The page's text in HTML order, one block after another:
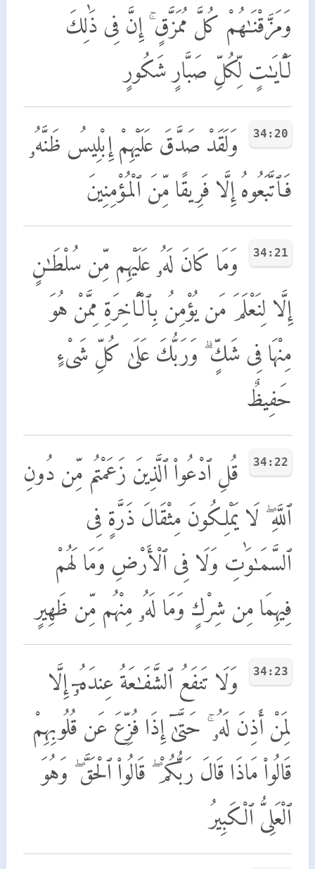
وَمَزَّقْنَـٰهُمْ كُلَّ مُمَزَّقٍ ۚ إِنَّ فِى ذَٰلِكَ
لَـَٔايَـٰتٍ لِّكُلِّ صَبَّارٍ شَكُورٍ
34:20
وَلَقَدْ صَدَّقَ عَلَيْهِمْ إِبْلِيسُ ظَنَّهُۥ
فَٱتَّبَعُوهُ إِلَّا فَرِيقًا مِّنَ ٱلْمُؤْمِنِينَ
34:21
وَمَا كَانَ لَهُۥ عَلَيْهِم مِّن سُلْطَـٰنٍ
إِلَّا لِنَعْلَمَ مَن يُؤْمِنُ بِٱلْـَٔاخِرَةِ مِمَّنْ هُوَ
مِنْهَا فِى شَكٍّ ۗ وَرَبُّكَ عَلَىٰ كُلِّ شَىْءٍ
حَفِيظٌ
34:22
قُلِ ٱدْعُوا۟ ٱلَّذِينَ زَعَمْتُم مِّن دُونِ
ٱللَّهِ ۖ لَا يَمْلِكُونَ مِثْقَالَ ذَرَّةٍ فِى
ٱلسَّمَـٰوَٰتِ وَلَا فِى ٱلْأَرْضِ وَمَا لَهُمْ
فِيهِمَا مِن شِرْكٍ وَمَا لَهُۥ مِنْهُم مِّن ظَهِيرٍ
34:23
وَلَا تَنفَعُ ٱلشَّفَـٰعَةُ عِندَهُۥٓ إِلَّا
لِمَنْ أَذِنَ لَهُۥ ۚ حَتَّىٰٓ إِذَا فُزِّعَ عَن قُلُوبِهِمْ
قَالُوا۟ مَاذَا قَالَ رَبُّكُمْ ۖ قَالُوا۟ ٱلْحَقَّ ۖ وَهُوَ
ٱلْعَلِىُّ ٱلْكَبِيرُ